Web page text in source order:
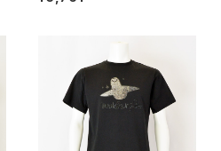
ゥウノウグァーレトレ リラックス